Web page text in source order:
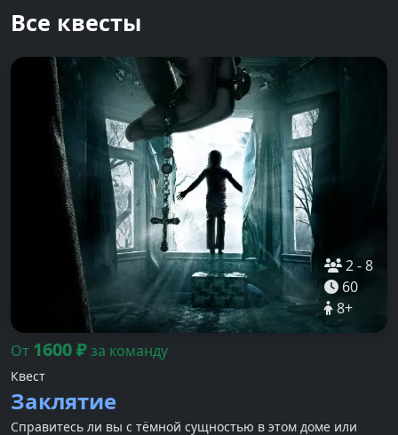
Все квесты
2-8
60
8+
От 1600₽за команду
Квест
Заклятие
Справитесь ли вы с тёмной сущностью в этом доме или